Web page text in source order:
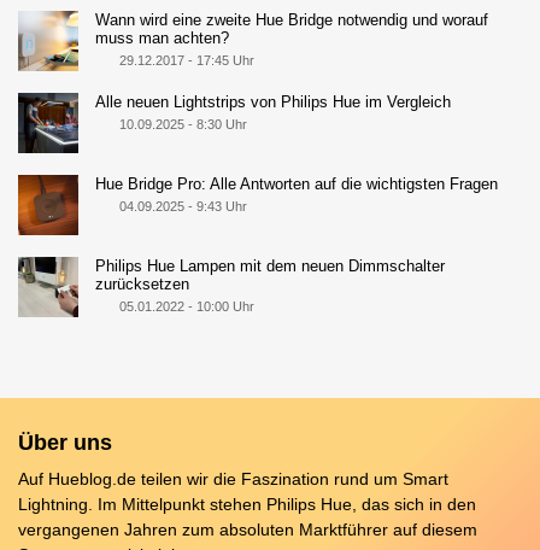
Wann wird eine zweite Hue Bridge notwendig und worauf
muss man achten?
29.12.2017 - 17:45 Uhr
Alle neuen Lightstrips von Philips Hue im Vergleich
10.09.2025 - 8:30 Uhr
Hue Bridge Pro: Alle Antworten auf die wichtigsten Fragen
04.09.2025 - 9:43 Uhr
Philips Hue Lampen mit dem neuen Dimmschalter
zurücksetzen
05.01.2022 - 10:00 Uhr
Über uns
Auf Hueblog.de teilen wir die Faszination rund um Smart
Lightning. Im Mittelpunkt stehen Philips Hue, das sich in den
vergangenen Jahren zum absoluten Marktführer auf diesem